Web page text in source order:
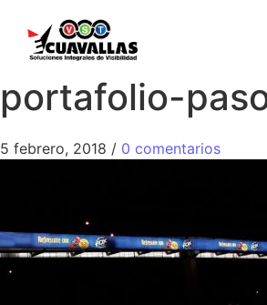
portafolio-
5 febrero, 2018 / 0 comentarios